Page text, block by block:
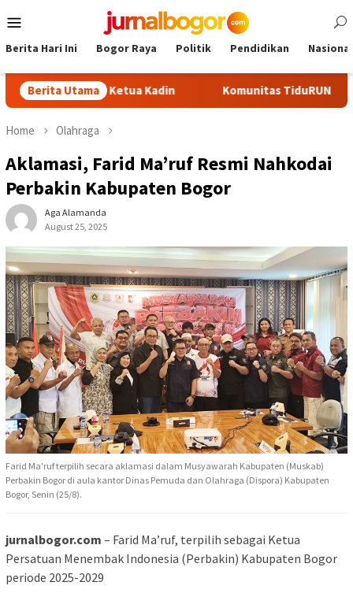
to
Menu
Berita Hari Ini Bogor Raya Politik Pendidikan Nasional
Berita Utama
Calon Ketua Kadin Komunitas TiduRUN Jajal Jalur
Home Olahraga
Aklamasi, Farid Ma’ruf Resmi Nahkodai
Perbakin Kabupaten Bogor
Aga Alamanda
August 25, 2025
Farid Ma'ruf terpilih secara aklamasi dalam Musyawarah Kabupaten (Muskab)
Perbakin Bogor di aula kantor Dinas Pemuda dan Olahraga (Dispora) Kabupaten
Bogor, Senin (25/8).
jurnalbogor.com – Farid Ma’ruf, terpilih sebagai Ketua
Persatuan Menembak Indonesia (Perbakin) Kabupaten Bogor
periode 2025-2029